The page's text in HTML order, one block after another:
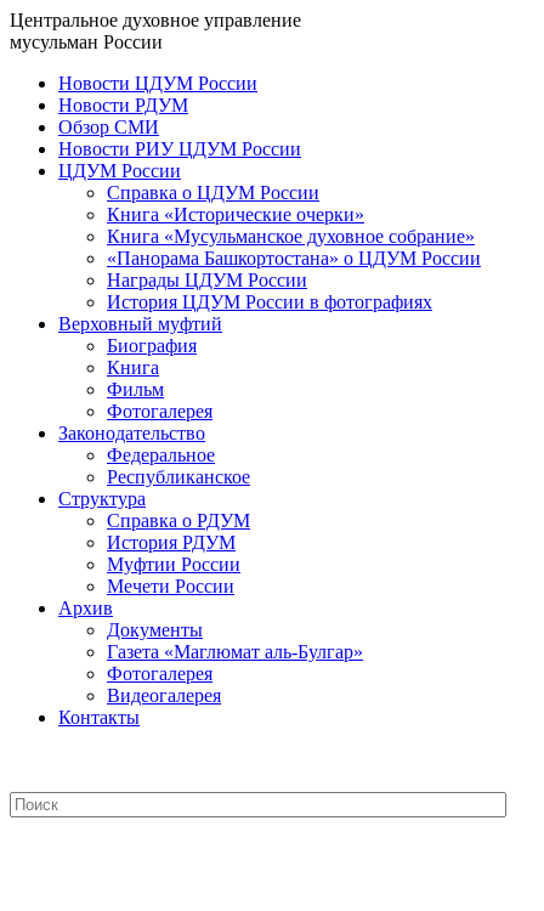
Центральное духовное управление
мусульман России
Новости ЦДУМ России
Новости РДУМ
Обзор СМИ
Новости РИУ ЦДУМ России
ЦДУМ России
Справка о ЦДУМ России
Книга «Исторические очерки»
Книга «Мусульманское духовное собрание»
«Панорама Башкортостана» о ЦДУМ России
Награды ЦДУМ России
История ЦДУМ России в фотографиях
Верховный муфтий
Биография
Книга
Фильм
Фотогалерея
Законодательство
Федеральное
Республиканское
Структура
Справка о РДУМ
История РДУМ
Муфтии России
Мечети России
Архив
Документы
Газета «Маглюмат аль-Булгар»
Фотогалерея
Видеогалерея
Контакты